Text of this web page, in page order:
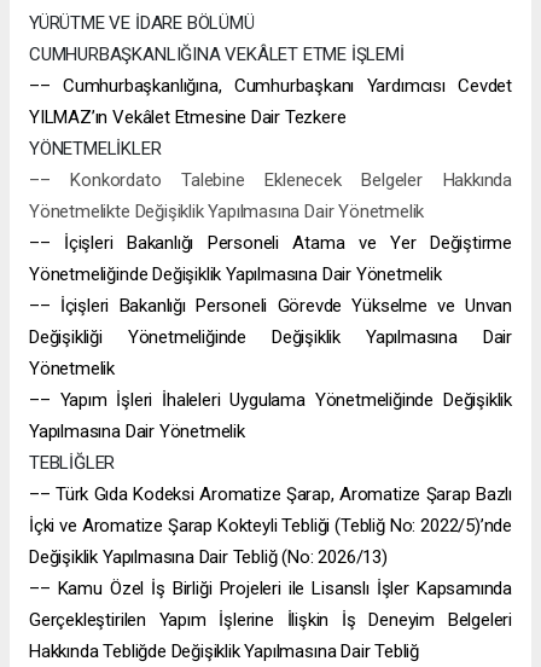
YÜRÜTME VE İDARE BÖLÜMÜ
CUMHURBAŞKANLIĞINA VEKÂLET ETME İŞLEMİ
–– Cumhurbaşkanlığına, Cumhurbaşkanı Yardımcısı Cevdet
YILMAZ’ın Vekâlet Etmesine Dair Tezkere
YÖNETMELİKLER
–– Konkordato Talebine Eklenecek Belgeler Hakkında
Yönetmelikte Değişiklik Yapılmasına Dair Yönetmelik
–– İçişleri Bakanlığı Personeli Atama ve Yer Değiştirme
Yönetmeliğinde Değişiklik Yapılmasına Dair Yönetmelik
–– İçişleri Bakanlığı Personeli Görevde Yükselme ve Unvan
Değişikliği Yönetmeliğinde Değişiklik Yapılmasına Dair
Yönetmelik
–– Yapım İşleri İhaleleri Uygulama Yönetmeliğinde Değişiklik
Yapılmasına Dair Yönetmelik
TEBLİĞLER
–– Türk Gıda Kodeksi Aromatize Şarap, Aromatize Şarap Bazlı
İçki ve Aromatize Şarap Kokteyli Tebliği (Tebliğ No: 2022/5)’nde
Değişiklik Yapılmasına Dair Tebliğ (No: 2026/13)
–– Kamu Özel İş Birliği Projeleri ile Lisanslı İşler Kapsamında
Gerçekleştirilen Yapım İşlerine İlişkin İş Deneyim Belgeleri
Hakkında Tebliğde Değişiklik Yapılmasına Dair Tebliğ